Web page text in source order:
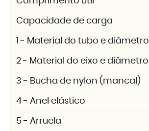
Capacidade de carga
1 - Material do tubo e diâmetro
2 - Material do eixo e diâmetro
3 - Bucha de nylon (mancal)
4 - Anel elástico
5 - Arruela